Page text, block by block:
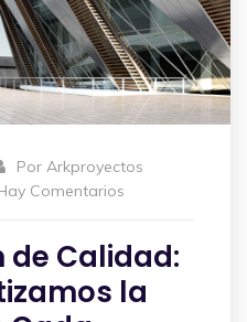
Por Arkproyectos
Comentarios
Calidad:
la